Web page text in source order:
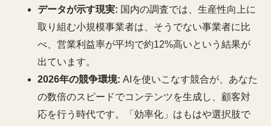
データが示す現実: 国内の調査では、生産性向上に
取り組む小規模事業者は、そうでない事業者に比
べ、営業利益率が平均で約12%高いという結果が
出ています。
2026年の競争環境: AIを使いこなす競合が、あなた
の数倍のスピードでコンテンツを生成し、顧客対
応を行う時代です。「効率化」はもはや選択肢で